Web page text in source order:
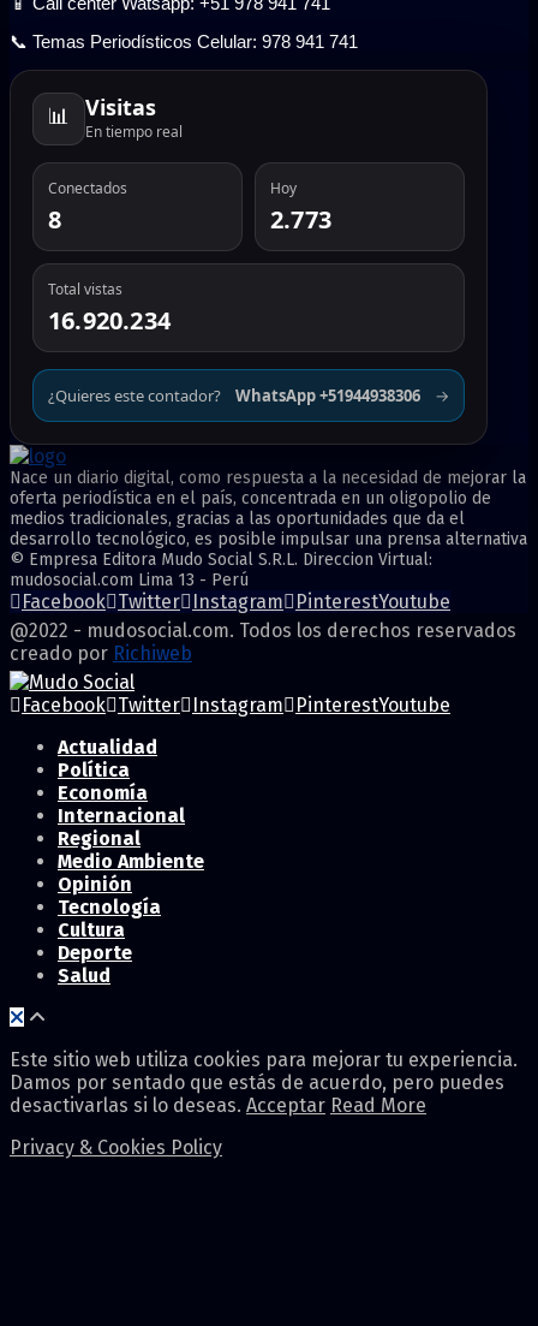
📞 Temas Periodísticos Celular: 978 941 741
📊 Visitas
En tiempo real
Conectados
8
Hoy
2.773
Total vistas
16.920.234
¿Quieres este contador? WhatsApp +51944938306 →
Nace un diario digital, como respuesta a la necesidad de mejorar la
oferta periodística en el país, concentrada en un oligopolio de
medios tradicionales, gracias a las oportunidades que da el
desarrollo tecnológico, es posible impulsar una prensa alternativa
© Empresa Editora Mudo Social S.R.L. Direccion Virtual:
mudosocial.com Lima 13 - Perú
Facebook Twitter Instagram PinterestYoutube
@2022 - mudosocial.com. Todos los derechos reservados
creado por Richiweb
Facebook Twitter Instagram PinterestYoutube
Actualidad
Política
Economía
Internacional
Regional
Medio Ambiente
Opinión
Tecnología
Cultura
Deporte
Salud
Este sitio web utiliza cookies para mejorar tu experiencia.
Damos por sentado que estás de acuerdo, pero puedes
desactivarlas si lo deseas. Acceptar Read More
Privacy & Cookies Policy